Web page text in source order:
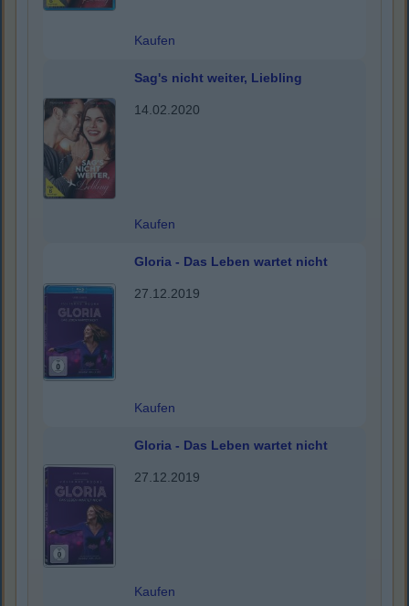
Kaufen
Sag's nicht weiter, Liebling
14.02.2020
Kaufen
Gloria - Das Leben wartet nicht
27.12.2019
Kaufen
Gloria - Das Leben wartet nicht
27.12.2019
Kaufen